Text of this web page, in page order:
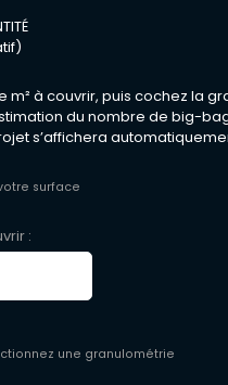
m² à couvrir, puis cochez la
du nombre de big-
s’affichera
surface
:
une granulométrie